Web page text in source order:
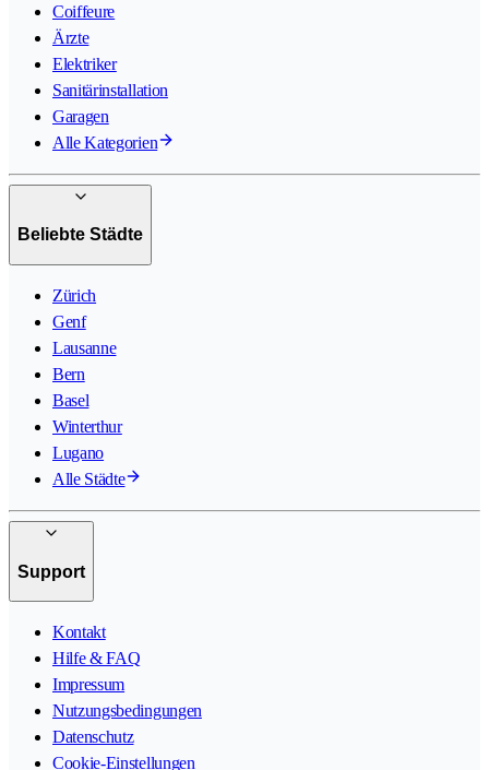
Coiffeure
Ärzte
Elektriker
Sanitärinstallation
Garagen
Alle Kategorien
Beliebte Städte
Zürich
Genf
Lausanne
Bern
Basel
Winterthur
Lugano
Alle Städte
Support
Kontakt
Hilfe & FAQ
Impressum
Nutzungsbedingungen
Datenschutz
Cookie-Einstellungen